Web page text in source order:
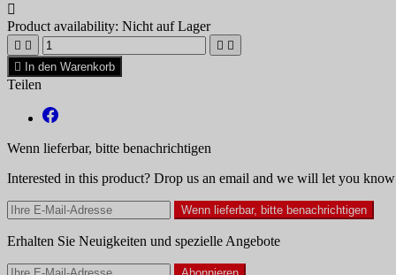

Product availability: Nicht auf Lager
   

In den Warenkorb
Teilen
Wenn lieferbar, bitte benachrichtigen
Interested in this product? Drop us an email and we will let you
Wenn lieferbar, bitte benachrichtigen
Erhalten Sie Neuigkeiten und spezielle Angebote